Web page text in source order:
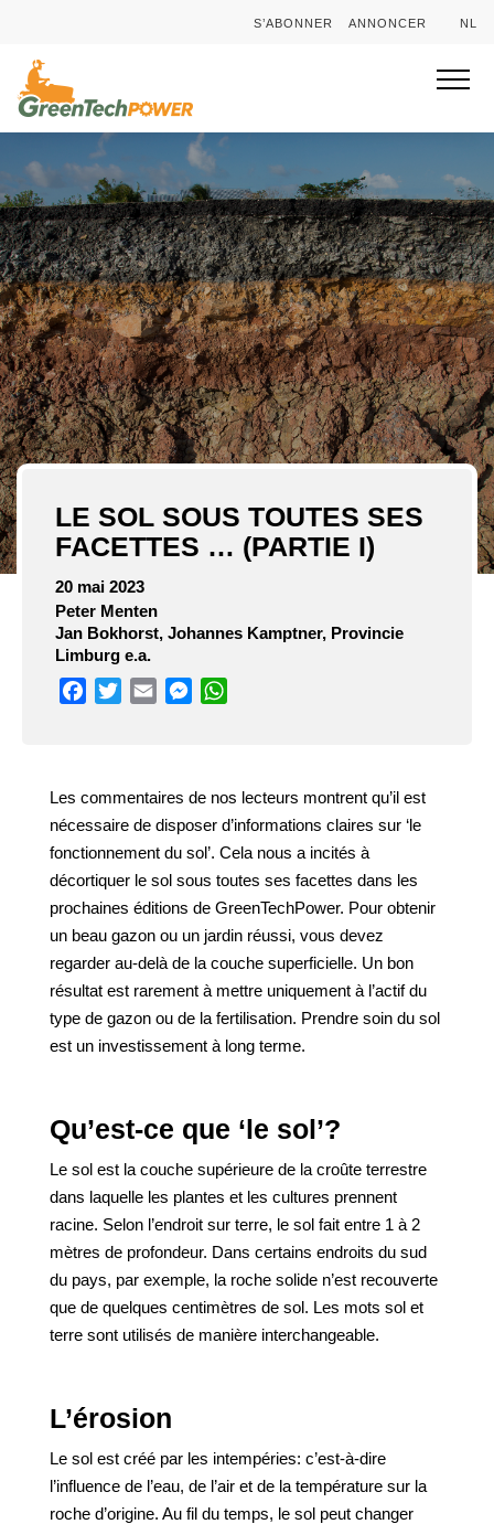
S’ABONNER ANNONCER NL
LE SOL SOUS TOUTES SES
FACETTES … (PARTIE I)
20 mai 2023
Peter Menten
Jan Bokhorst, Johannes Kamptner, Provincie
Limburg e.a.
Facebook
TwitterEmail Messenger
Les commentaires de nos lecteurs montrent qu’il est
nécessaire de disposer d’informations claires sur ‘le
fonctionnement du sol’. Cela nous a incités à
décortiquer le sol sous toutes ses facettes dans les
prochaines éditions de GreenTechPower. Pour obtenir
un beau gazon ou un jardin réussi, vous devez
regarder au-delà de la couche superficielle. Un bon
résultat est rarement à mettre uniquement à l’actif du
type de gazon ou de la fertilisation. Prendre soin du sol
est un investissement à long terme.
Qu’est-ce que ‘le sol’?
Le sol est la couche supérieure de la croûte terrestre
dans laquelle les plantes et les cultures prennent
racine. Selon l’endroit sur terre, le sol fait entre 1 à 2
mètres de profondeur. Dans certains endroits du sud
du pays, par exemple, la roche solide n’est recouverte
que de quelques centimètres de sol. Les mots sol et
terre sont utilisés de manière interchangeable.
L’érosion
Le sol est créé par les intempéries: c’est-à-dire
l’influence de l’eau, de l’air et de la température sur la
roche d’origine. Au fil du temps, le sol peut changer